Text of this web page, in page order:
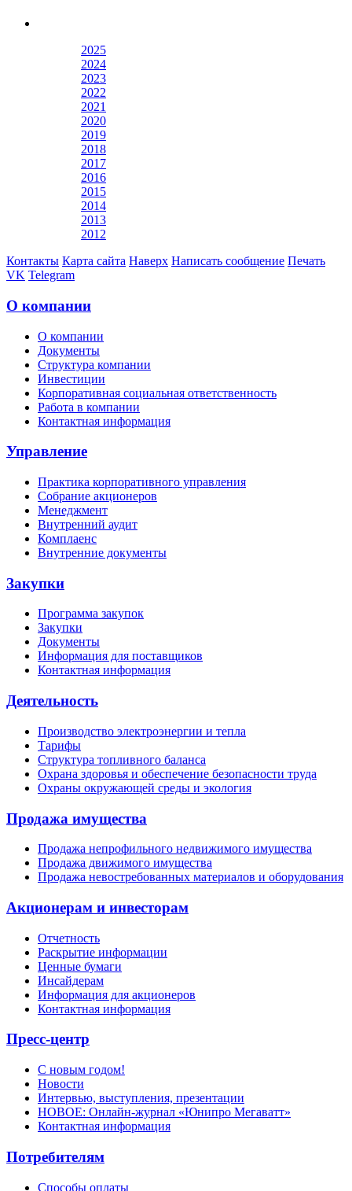
2025
2024
2023
2022
2021
2020
2019
2018
2017
2016
2015
2014
2013
2012
Контакты Карта сайта Наверх Написать сообщение Печать
VK Telegram
О компании
О компании
Документы
Структура компании
Инвестиции
Корпоративная социальная ответственность
Работа в компании
Контактная информация
Управление
Практика корпоративного управления
Собрание акционеров
Менеджмент
Внутренний аудит
Комплаенс
Внутренние документы
Закупки
Программа закупок
Закупки
Документы
Информация для поставщиков
Контактная информация
Деятельность
Производство электроэнергии и тепла
Тарифы
Структура топливного баланса
Охрана здоровья и обеспечение безопасности труда
Охраны окружающей среды и экология
Продажа имущества
Продажа непрофильного недвижимого имущества
Продажа движимого имущества
Продажа невостребованных материалов и оборудования
Акционерам и инвесторам
Отчетность
Раскрытие информации
Ценные бумаги
Инсайдерам
Информация для акционеров
Контактная информация
Пресс-центр
С новым годом!
Новости
Интервью, выступления, презентации
НОВОЕ: Онлайн-журнал «Юнипро Мегаватт»
Контактная информация
Потребителям
Способы оплаты